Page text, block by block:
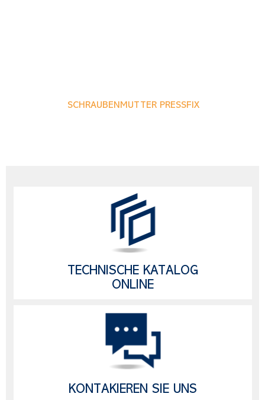
SCHRAUBENMUTTER PRESSFIX
TECHNISCHE KATALOG
ONLINE
KONTAKIEREN SIE UNS